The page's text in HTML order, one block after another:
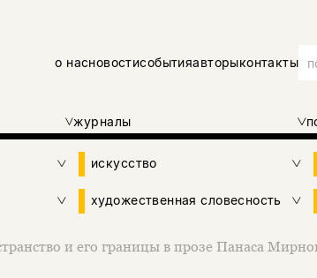
о насновостисобытияавторыконтакты
журналы
искусство
художественная словесность
и его границы в прозе Панаса